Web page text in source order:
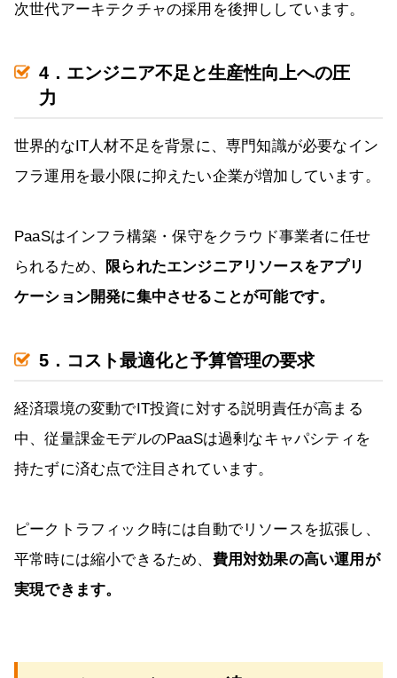
次世代アーキテクチャの採用を後押ししています。
4．エンジニア不足と生産性向上への圧
力
世界的なIT人材不足を背景に、専門知識が必要なイン
フラ運用を最小限に抑えたい企業が増加しています。
PaaSはインフラ構築・保守をクラウド事業者に任せ
られるため、
限られたエンジニアリソースをアプリ
ケーション開発に集中させることが可能です。
5．コスト最適化と予算管理の要求
経済環境の変動でIT投資に対する説明責任が高まる
中、従量課金モデルのPaaSは過剰なキャパシティを
持たずに済む点で注目されています。
ピークトラフィック時には自動でリソースを拡張し、
平常時には縮小できるため、 費用対効果の高い運用が
実現できます。